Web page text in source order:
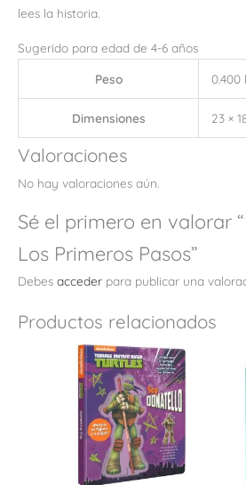
lees la historia.
Sugerido para edad de 4-6 años
Peso 0.400
Dimensiones 23 ×
Valoraciones
No hay valoraciones aún.
Sé el primero en valorar
Los Primeros Pasos”
Debes acceder para publicar una
Productos relacionados